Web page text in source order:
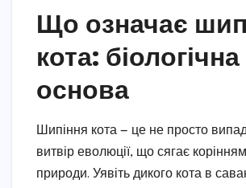
Що означає
кота: біологічна
основа
Шипіння кота — це не просто
витвір еволюції, що сягає
природи. Уявіть дикого кота в